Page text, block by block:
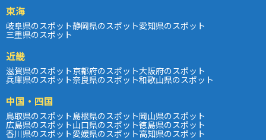
東海
岐阜県のスポット静岡県のスポット愛知県のスポット
三重県のスポット
近畿
滋賀県のスポット京都府のスポット大阪府のスポット
兵庫県のスポット奈良県のスポット和歌山県のスポット
中国・四国
鳥取県のスポット島根県のスポット岡山県のスポット
広島県のスポット山口県のスポット徳島県のスポット
香川県のスポット愛媛県のスポット高知県のスポット